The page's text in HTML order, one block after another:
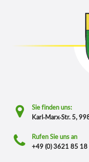
Sie finden uns:
Karl-Marx-Str. 5,
Rufen Sie uns an
+49 (0) 3621 85